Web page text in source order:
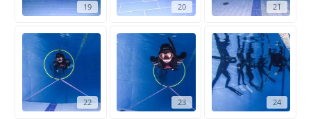
19 20 21
22 23 24